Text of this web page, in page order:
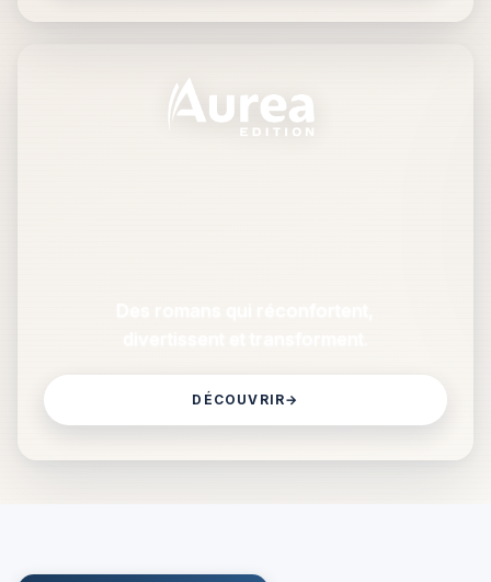
DÉCOUVRIR→